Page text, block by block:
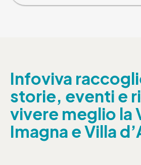
Infoviva
storie, eventi e
vivere meglio la
Imagna e Villa